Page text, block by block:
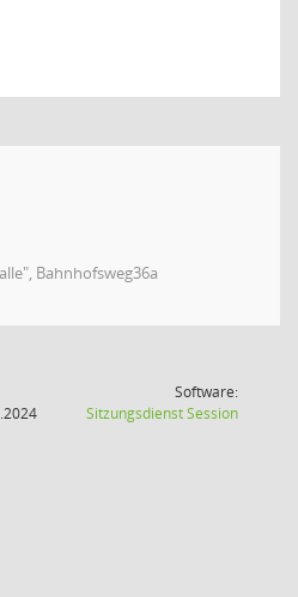
Bahnhofsweg36a
Software:
SitzungsdienstSession(Wird in